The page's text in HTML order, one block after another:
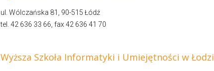
ul. Wólczańska 81, 90-515 Łódź
tel. 42 636 33 66 , fax42 636 41 70
Wyższa Szkoła Informatyki i Umiejętności w Łodzi